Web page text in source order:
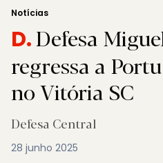
Notícias
D.Defesa
regressa a
no Vitória SC
Defesa Central
28 junho 2025